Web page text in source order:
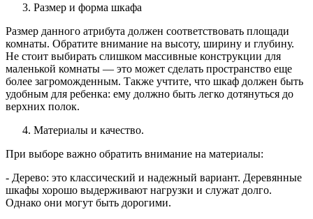
Размер и форма шкафа
Размер данного атрибута должен соответствовать площади
комнаты. Обратите внимание на высоту, ширину и глубину.
Не стоит выбирать слишком массивные конструкции для
маленькой комнаты — это может сделать пространство еще
более загроможденным. Также учтите, что шкаф должен быть
удобным для ребенка: ему должно быть легко дотянуться до
верхних полок.
Материалы и качество.
При выборе важно обратить внимание на материалы:
- Дерево: это классический и надежный вариант. Деревянные
шкафы хорошо выдерживают нагрузки и служат долго.
Однако они могут быть дорогими.